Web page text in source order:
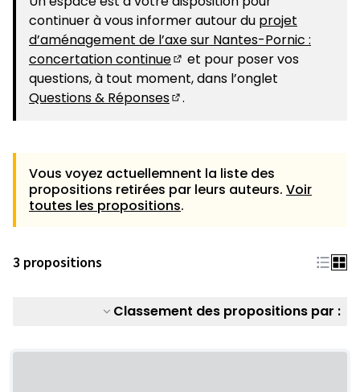
continuer à vous informer autour du projet
d’aménagement de l’axe sur Nantes-Pornic :
concertation continue
(S'ouvre dans un nouvel
et pour poser vos
questions, à tout moment, dans l’onglet
Questions & Réponses
.
Vous voyez actuellemnent la liste des
propositions retirées par leurs auteurs. Voir
toutes les propositions.
3 propositions
Classement des propositions par :